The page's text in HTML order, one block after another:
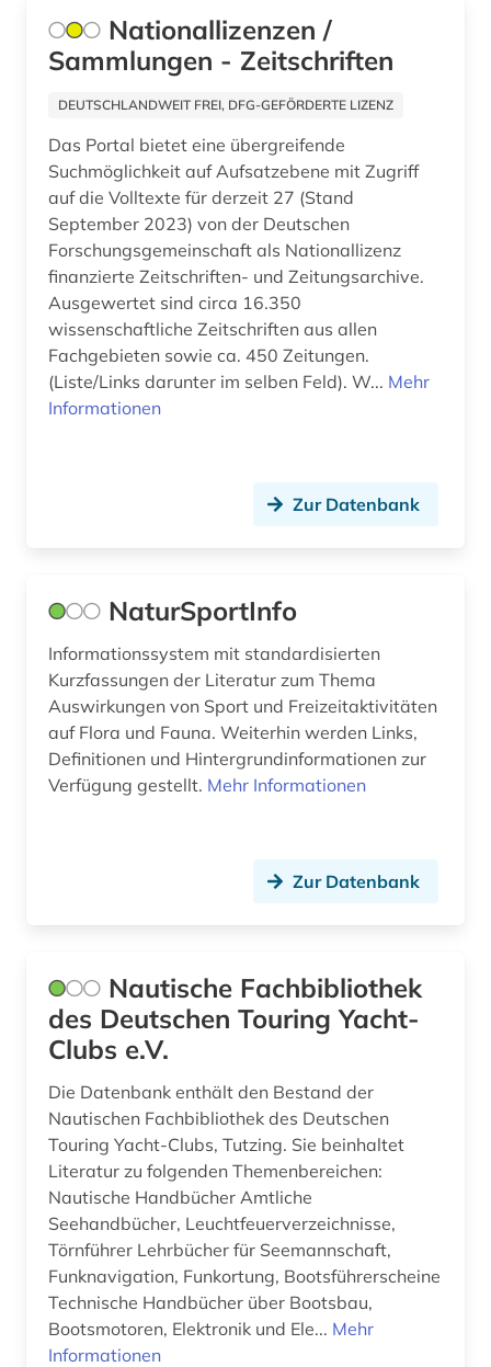
Nationallizenzen /
Sammlungen - Zeitschriften
DEUTSCHLANDWEIT FREI, DFG-GEFÖRDERTE LIZENZ
Das Portal bietet eine übergreifende
Suchmöglichkeit auf Aufsatzebene mit Zugriff
auf die Volltexte für derzeit 27 (Stand
September 2023) von der Deutschen
Forschungsgemeinschaft als Nationallizenz
finanzierte Zeitschriften- und Zeitungsarchive.
Ausgewertet sind circa 16.350
wissenschaftliche Zeitschriften aus allen
Fachgebieten sowie ca. 450 Zeitungen.
(Liste/Links darunter im selben Feld). W... Mehr
Informationen
Zur Datenbank
NaturSportInfo
Informationssystem mit standardisierten
Kurzfassungen der Literatur zum Thema
Auswirkungen von Sport und Freizeitaktivitäten
auf Flora und Fauna. Weiterhin werden Links,
Definitionen und Hintergrundinformationen zur
Verfügung gestellt. Mehr Informationen
Zur Datenbank
Nautische Fachbibliothek
des Deutschen Touring Yacht-
Clubs e.V.
Die Datenbank enthält den Bestand der
Nautischen Fachbibliothek des Deutschen
Touring Yacht-Clubs, Tutzing. Sie beinhaltet
Literatur zu folgenden Themenbereichen:
Nautische Handbücher Amtliche
Seehandbücher, Leuchtfeuerverzeichnisse,
Törnführer Lehrbücher für Seemannschaft,
Funknavigation, Funkortung, Bootsführerscheine
Technische Handbücher über Bootsbau,
Bootsmotoren, Elektronik und Ele... Mehr
Informationen